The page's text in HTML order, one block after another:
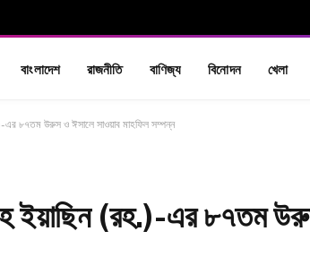
বাংলাদেশ রাজনীতি বাণিজ্য বিনোদন খেলা
এর ৮৭তম উরুস ও ঈসালে সাওয়াব মাহফিল সম্পন্ন
ইয়াছিন (রহ.)-এর ৮৭তম